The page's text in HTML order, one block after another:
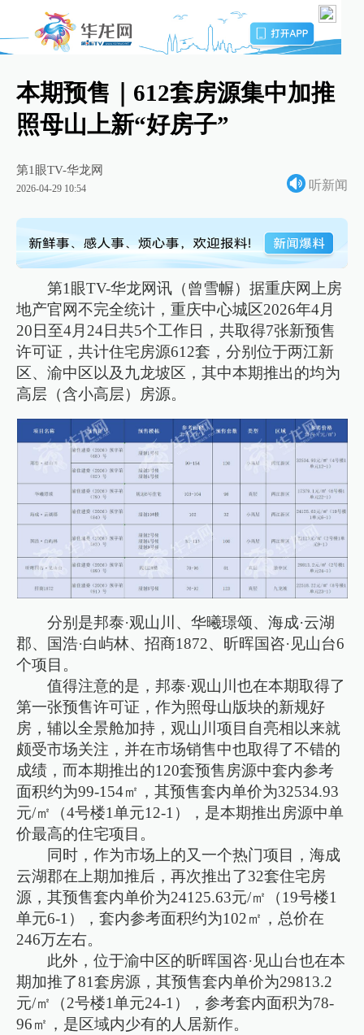
本期预售｜612套房源集中加推
照母山上新“好房子”
第1眼TV-华龙网
2026-04-29 10:54 听新闻
第1眼TV-华龙网讯（曾雪幈）据重庆网上房
地产官网不完全统计，重庆中心城区2026年4月
20日至4月24日共5个工作日，共取得7张新预售
许可证，共计住宅房源612套，分别位于两江新
区、渝中区以及九龙坡区，其中本期推出的均为
高层（含小高层）房源。
分别是邦泰·观山川、华曦璟颂、海成·云湖
郡、国浩·白屿林、招商1872、昕晖国咨·见山台6
个项目。
值得注意的是，邦泰·观山川也在本期取得了
第一张预售许可证，作为照母山版块的新规好
房，辅以全景舱加持，观山川项目自亮相以来就
颇受市场关注，并在市场销售中也取得了不错的
成绩，而本期推出的120套预售房源中套内参考
面积约为99-154㎡，其预售套内单价为32534.93
元/㎡（4号楼1单元12-1），是本期推出房源中单
价最高的住宅项目。
同时，作为市场上的又一个热门项目，海成
云湖郡在上期加推后，再次推出了32套住宅房
源，其预售套内单价为24125.63元/㎡（19号楼1
单元6-1），套内参考面积约为102㎡，总价在
246万左右。
此外，位于渝中区的昕晖国咨·见山台也在本
期加推了81套房源，其预售套内单价为29813.2
元/㎡（2号楼1单元24-1），参考套内面积为78-
96㎡，是区域内少有的人居新作。